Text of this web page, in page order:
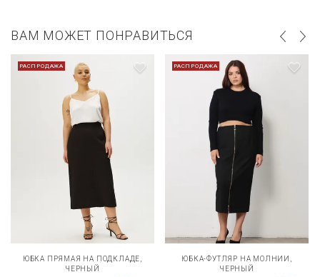
ВАМ МОЖЕТ ПОНРАВИТЬСЯ
РАСПРОДАЖА
ЮБКА ПРЯМАЯ НА ПОДКЛАДЕ,
ЧЕРНЫЙ
РАСПРОДАЖА
ЮБКА-ФУТЛЯР НА МОЛНИИ,
ЧЕРНЫЙ